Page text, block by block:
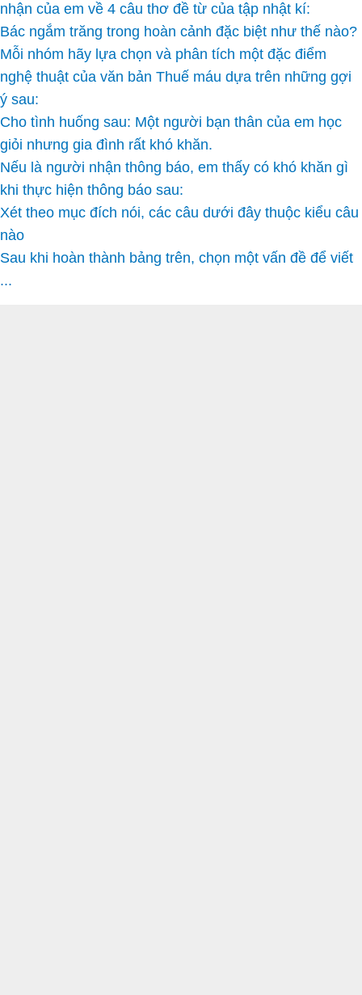
nhận của em về 4 câu thơ đề từ của tập nhật kí:
Bác ngắm trăng trong hoàn cảnh đặc biệt như thế nào?
Mỗi nhóm hãy lựa chọn và phân tích một đặc điểm
nghệ thuật của văn bản Thuế máu dựa trên những gợi
ý sau:
Cho tình huống sau: Một người bạn thân của em học
giỏi nhưng gia đình rất khó khăn.
Nếu là người nhận thông báo, em thấy có khó khăn gì
khi thực hiện thông báo sau:
Xét theo mục đích nói, các câu dưới đây thuộc kiểu câu
nào
Sau khi hoàn thành bảng trên, chọn một vấn đề để viết
...